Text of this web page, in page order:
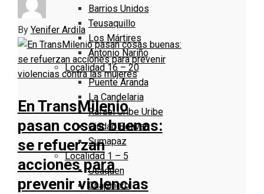
Barrios Unidos
Teusaquillo
Los Mártires
Antonio Nariño
Localidad 16 – 20
Puente Aranda
La Candelaria
Rafael Uribe Uribe
Ciudad Bolivar
Sumapaz
Localidad 1 – 5
Usaquen
Chapinero
By Yenifer Ardila
En TransMilenio
pasan cosas buenas:
se refuerzan
acciones para
prevenir violencias